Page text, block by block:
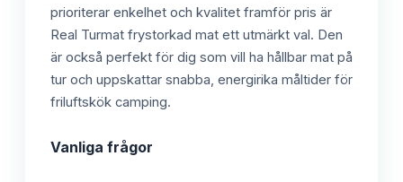
prioriterar enkelhet och kvalitet framför pris är
Real Turmat frystorkad mat ett utmärkt val. Den
är också perfekt för dig som vill ha hållbar mat på
tur och uppskattar snabba, energirika måltider för
friluftskök camping.
Vanliga frågor